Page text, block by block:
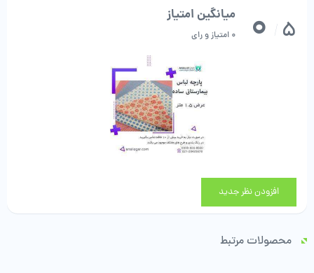
5
0 میانگین امتیاز
0 امتیاز و رای
افزودن نظر جدید
محصولات مرتبط